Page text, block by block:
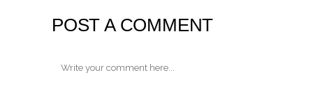
POST A COMMENT